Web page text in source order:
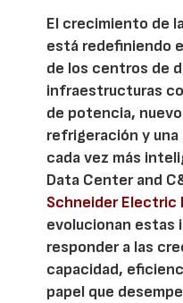
El crecimiento de
está redefiniendo
de los centros de
infraestructuras
de potencia,
refrigeración y
cada vez más
Data Center and
Schneider Electric
evolucionan estas
responder a las
capacidad,
papel que